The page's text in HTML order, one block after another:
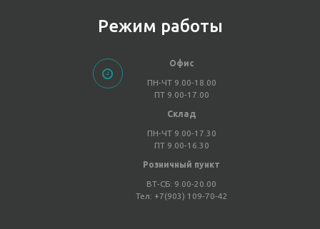
Режим работы
Офис
ПН-ЧТ 9.00-18.00
ПТ 9.00-17.00
Склад
ПН-ЧТ 9.00-17.30
ПТ 9.00-16.30
Розничный пункт
ВТ-СБ: 9.00-20.00
Тел: +7(903) 109-70-42